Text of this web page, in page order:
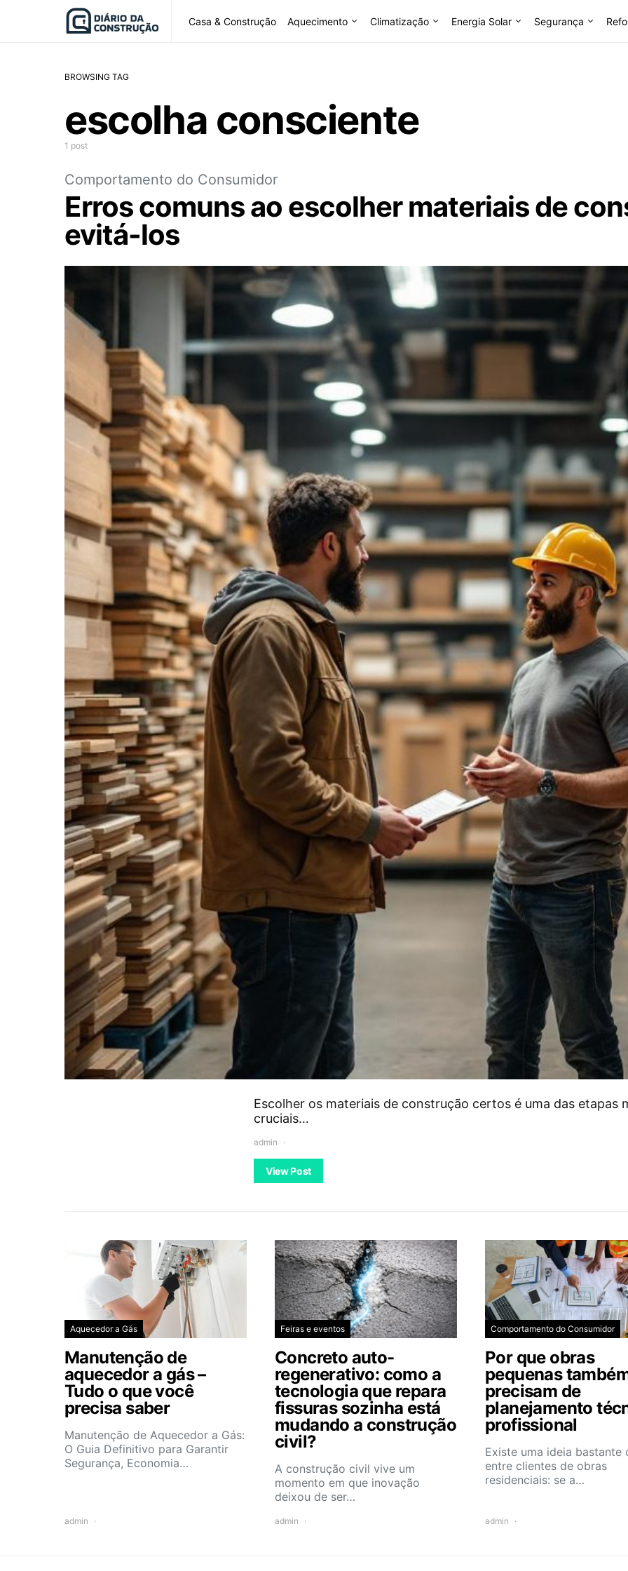
Casa & Construção Aquecimento Climatização Energia Solar Segurança
BROWSING TAG
escolha consciente
1 post
Comportamento do Consumidor
Erros comuns ao escolher materiais de
evitá-los
Escolher os materiais de construção certos é uma das etapas
cruciais…
admin
View Post
Aquecedor a Gás
Manutenção de
aquecedor a gás –
Tudo o que você
precisa saber
Manutenção de Aquecedor a Gás:
O Guia Definitivo para Garantir
Segurança, Economia…
admin
Feiras e eventos
Concreto auto-
regenerativo: como a
tecnologia que repara
fissuras sozinha está
mudando a construção
civil?
A construção civil vive um
momento em que inovação
deixou de ser…
admin
Comportamento do Consumidor
Por que obras
pequenas
precisam de
planejamento
profissional
Existe uma ideia bastante
entre clientes de obras
residenciais: se a…
admin